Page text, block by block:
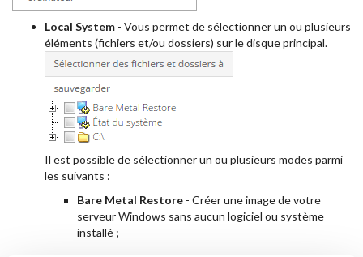
Local System - Vous permet de sélectionner un ou plusieurs
éléments (fichiers et/ou dossiers) sur le disque principal.
Il est possible de sélectionner un ou plusieurs modes parmi
les suivants :
Bare Metal Restore - Créer une image de votre
serveur Windows sans aucun logiciel ou système
installé ;